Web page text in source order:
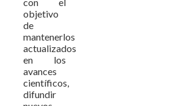
objetivo
de
mantenerlos
actualizados
en los
avances
científicos,
difundir